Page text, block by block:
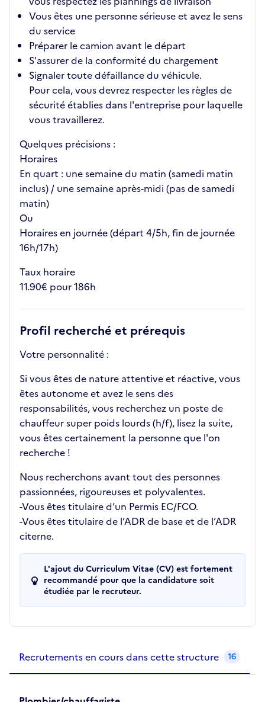
Vous êtes une personne sérieuse et avez le sens
du service
Préparer le camion avant le départ
S'assurer de la conformité du chargement
Signaler toute défaillance du véhicule.
Pour cela, vous devrez respecter les règles de
sécurité établies dans l'entreprise pour laquelle
vous travaillerez.
Quelques précisions :
Horaires
En quart : une semaine du matin (samedi matin
inclus) / une semaine après-midi (pas de samedi
matin)
Ou
Horaires en journée (départ 4/5h, fin de journée
16h/17h)
Taux horaire
11.90€ pour 186h
Profil recherché et prérequis
Votre personnalité :
Si vous êtes de nature attentive et réactive, vous
êtes autonome et avez le sens des
responsabilités, vous recherchez un poste de
chauffeur super poids lourds (h/f), lisez la suite,
vous êtes certainement la personne que l'on
recherche !
Nous recherchons avant tout des personnes
passionnées, rigoureuses et polyvalentes.
-Vous êtes titulaire d’un Permis EC/FCO.
-Vous êtes titulaire de l’ADR de base et de l’ADR
citerne.
L'ajout du Curriculum Vitae (CV) est fortement
recommandé pour que la candidature soit
étudiée par le recruteur.
Recrutements en cours dans cette structure 16